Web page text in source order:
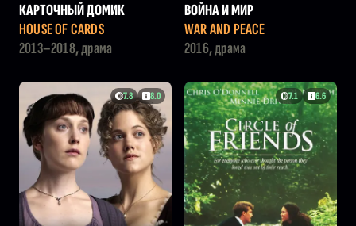
КАРТОЧНЫЙ ДОМИК
HOUSE OF CARDS
2013–2018, драма
ВОЙНА И МИР
WAR AND PEACE
2016, драма
7.8 8.0 7.1 6.6